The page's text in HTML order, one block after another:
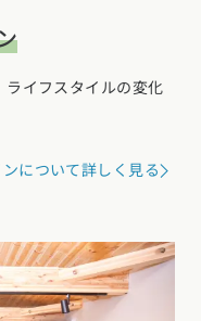
イフスタイルの変化
について詳しく見る